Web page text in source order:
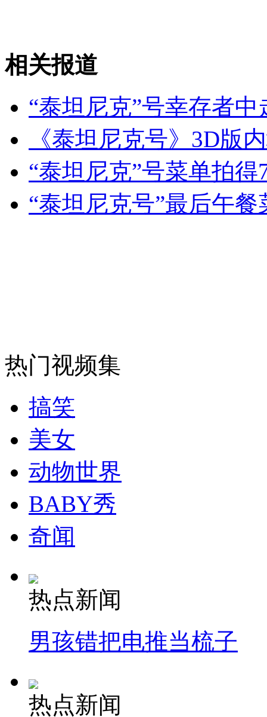
山西运城恶犬咬伤多人 警民合力深夜将其击毙
女孩北京地铁殴打老人 痛下狠手拳打脚踢
无痛分娩是否安全 医生回应
外交部：反对强权政治霸凌主义
走！跟着总书记去植树
消防员救轻生者
纽约上演“枕头大战”
司机酒驾遇交警 急速倒车逃窜
相关报道
“泰坦尼克”号幸存者
《泰坦尼克号》3D版
“泰坦尼克”号菜单拍得
“泰坦尼克号”最后午
热门视频集
搞笑
美女
动物世界
BABY秀
奇闻
热点新闻
男孩错把电推当梳子
热点新闻